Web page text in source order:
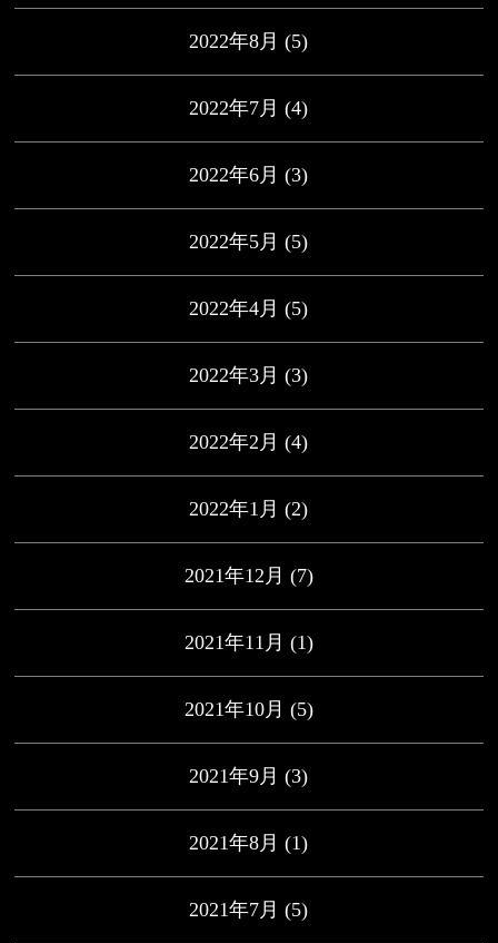
2022年8月 (5)
2022年7月 (4)
2022年6月 (3)
2022年5月 (5)
2022年4月 (5)
2022年3月 (3)
2022年2月 (4)
2022年1月 (2)
2021年12月 (7)
2021年11月 (1)
2021年10月 (5)
2021年9月 (3)
2021年8月 (1)
2021年7月 (5)